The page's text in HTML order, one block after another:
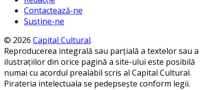
Contactează-ne
Susține-ne
© 2026 Capital Cultural.
Reproducerea integrală sau parțială a textelor sau a
ilustrațiilor din orice pagină a site-ului este posibilă
numai cu acordul prealabil scris al Capital Cultural.
Pirateria intelectuala se pedepsește conform legii.